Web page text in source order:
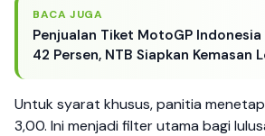
BACA JUGA
Penjualan Tiket MotoGP
42 Persen, NTB Siapkan Kemasan
Untuk syarat khusus, panitia
3,00. Ini menjadi filter utama bagi